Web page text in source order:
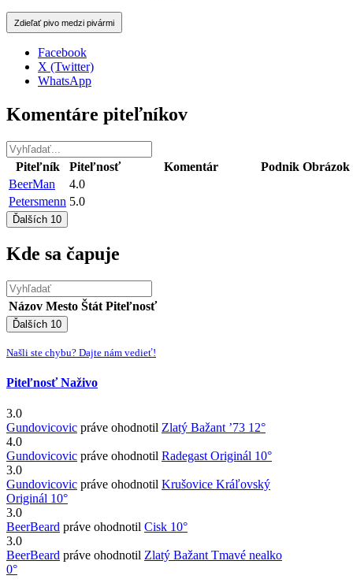
Zdieľať pivo medzi pivármi
Facebook
X (Twitter)
WhatsApp
Komentáre piteľníkov
Piteľník Piteľnosť Komentár Podnik Obrázok
BeerMan
4.0
Petersmenn 5.0
Ďalších 10
Kde sa čapuje
Názov Mesto Štát Piteľnosť
Ďalších 10
Našli ste chybu? Dajte nám vedieť!
Piteľnosť Naživo
3.0
Gundovicovic práve ohodnotil Zlatý Bažant ’73 12°
4.0
Gundovicovic práve ohodnotil Radegast Originál 10°
3.0
Gundovicovic práve ohodnotil Krušovice Kráľovský
Originál 10°
3.0
BeerBeard práve ohodnotil Cisk 10°
3.0
BeerBeard práve ohodnotil Zlatý Bažant Tmavé nealko
0°